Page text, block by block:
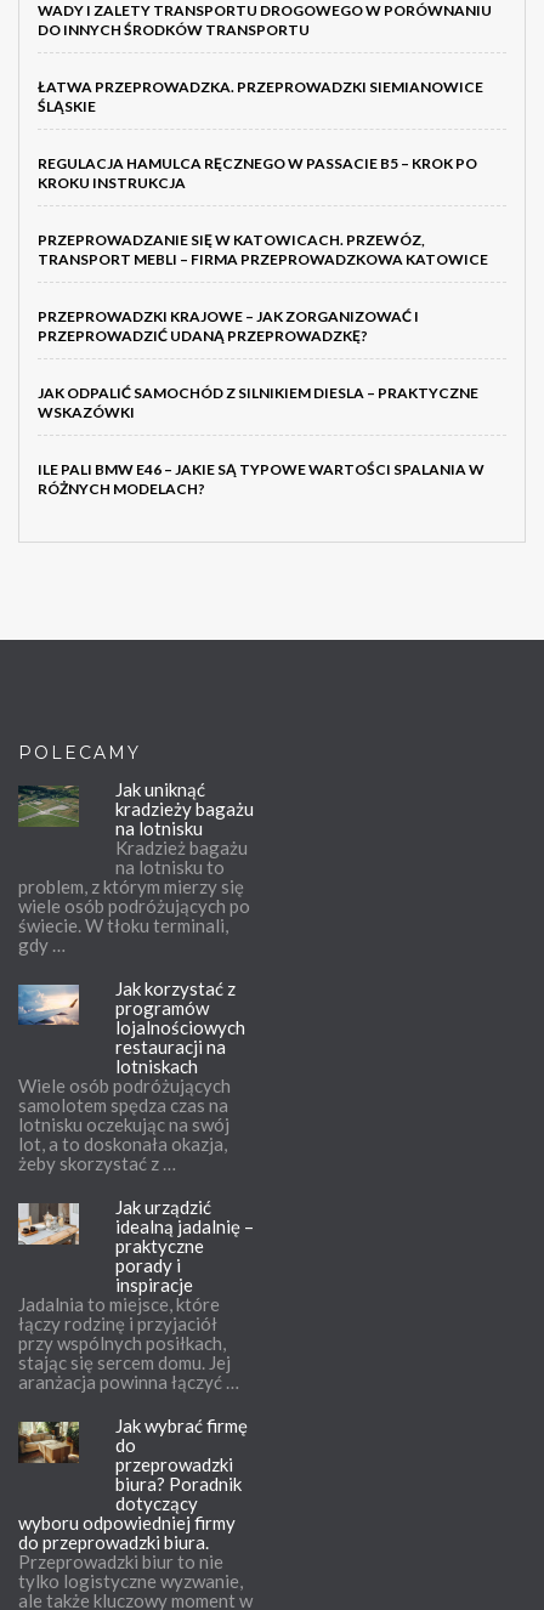
WADY I ZALETY TRANSPORTU DROGOWEGO W PORÓWNANIU
DO INNYCH ŚRODKÓW TRANSPORTU
ŁATWA PRZEPROWADZKA. PRZEPROWADZKI SIEMIANOWICE
ŚLĄSKIE
REGULACJA HAMULCA RĘCZNEGO W PASSACIE B5 – KROK PO
KROKU INSTRUKCJA
PRZEPROWADZANIE SIĘ W KATOWICACH. PRZEWÓZ,
TRANSPORT MEBLI – FIRMA PRZEPROWADZKOWA KATOWICE
PRZEPROWADZKI KRAJOWE – JAK ZORGANIZOWAĆ I
PRZEPROWADZIĆ UDANĄ PRZEPROWADZKĘ?
JAK ODPALIĆ SAMOCHÓD Z SILNIKIEM DIESLA – PRAKTYCZNE
WSKAZÓWKI
ILE PALI BMW E46 – JAKIE SĄ TYPOWE WARTOŚCI SPALANIA W
RÓŻNYCH MODELACH?
POLECAMY
Jak uniknąć
kradzieży bagażu
na lotnisku
Kradzież bagażu
na lotnisku to
problem, z którym mierzy się
wiele osób podróżujących po
świecie. W tłoku terminali,
gdy …
Jak korzystać z
programów
lojalnościowych
restauracji na
lotniskach
Wiele osób podróżujących
samolotem spędza czas na
lotnisku oczekując na swój
lot, a to doskonała okazja,
żeby skorzystać z …
Jak urządzić
idealną jadalnię –
praktyczne
porady i
inspiracje
Jadalnia to miejsce, które
łączy rodzinę i przyjaciół
przy wspólnych posiłkach,
stając się sercem domu. Jej
aranżacja powinna łączyć …
Jak wybrać firmę
do
przeprowadzki
biura? Poradnik
dotyczący
wyboru odpowiedniej firmy
do przeprowadzki biura.
Przeprowadzki biur to nie
tylko logistyczne wyzwanie,
ale także kluczowy moment w